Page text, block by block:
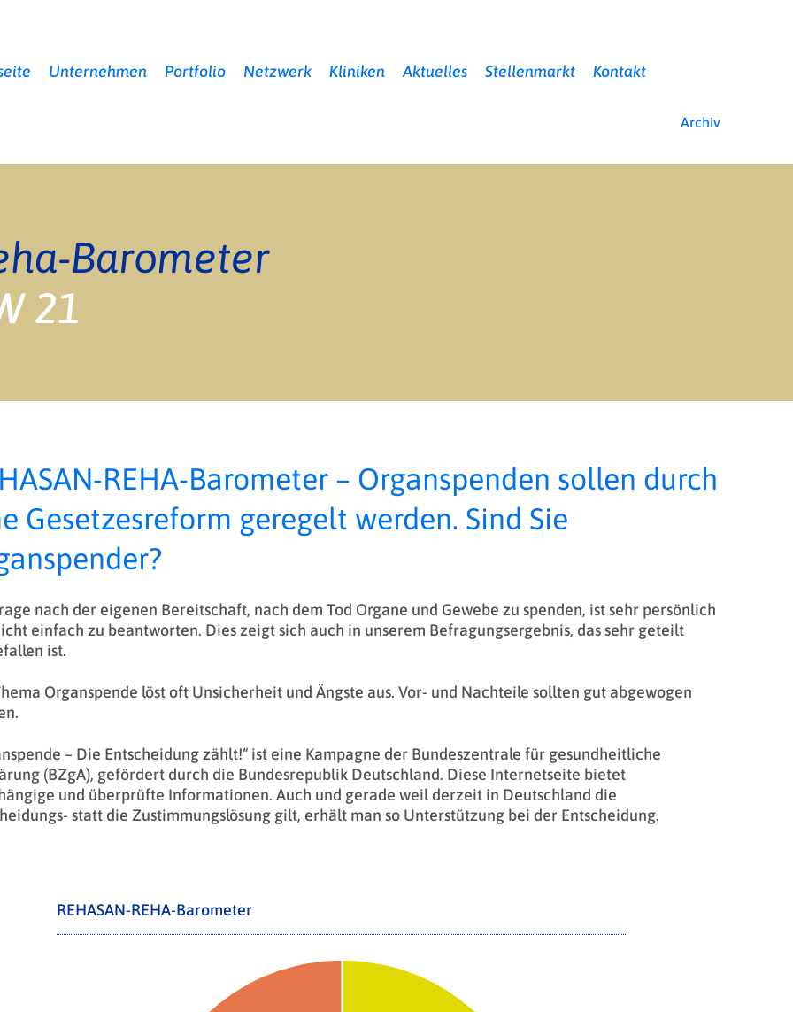
Unternehmen Portfolio Netzwerk Kliniken Aktuelles Stellenmarkt Kontakt
Archiv
Barometer
21
REHA-Barometer – Organspenden sollen durch
Gesetzesreform geregelt werden. Sind Sie
nach der eigenen Bereitschaft, nach dem Tod Organe und Gewebe zu spenden, ist sehr persönlich
einfach zu beantworten. Dies zeigt sich auch in unserem Befragungsergebnis, das sehr geteilt
ist.
Organspende löst oft Unsicherheit und Ängste aus. Vor- und Nachteile sollten gut abgewogen
– Die Entscheidung zählt!“ ist eine Kampagne der Bundeszentrale für gesundheitliche
(BZgA), gefördert durch die Bundesrepublik Deutschland. Diese Internetseite bietet
und überprüfte Informationen. Auch und gerade weil derzeit in Deutschland die
statt die Zustimmungslösung gilt, erhält man so Unterstützung bei der Entscheidung.
REHASAN-REHA-Barometer